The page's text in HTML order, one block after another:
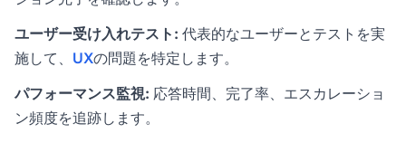
ユーザー受け入れテスト: 代表的なユーザーとテストを実
施して、 UXの問題を特定します。
パフォーマンス監視: 応答時間、完了率、エスカレーショ
ン頻度を追跡します。